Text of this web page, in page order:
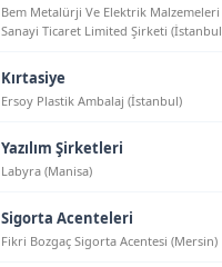
Bem Metalürji Ve Elektrik Malzemeleri
Sanayi Ticaret Limited Şirketi
Kırtasiye
Ersoy Plastik Ambalaj (İstanbul)
Yazılım Şirketleri
Labyra (Manisa)
Sigorta Acenteleri
Fikri Bozgaç Sigorta Acentesi (Mersin)